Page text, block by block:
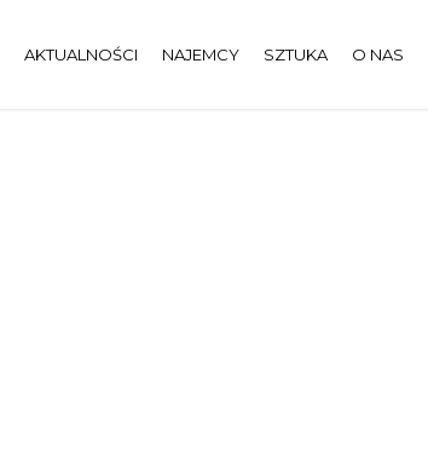
AKTUALNOŚCI NAJEMCY SZTUKA O NAS